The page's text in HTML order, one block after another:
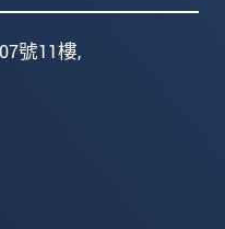
號11樓,